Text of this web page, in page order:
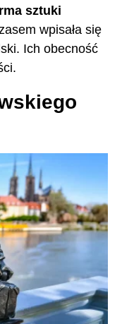
sztuki
wpisała się
Ich obecność